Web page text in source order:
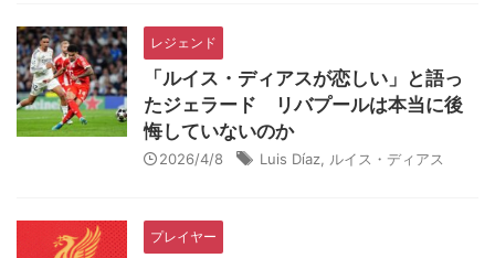
レジェンド
「ルイス・ディアスが恋しい」と語っ
たジェラード リバプールは本当に後
悔していないのか
2026/4/8 Luis Díaz ルイス・ディアス
プレイヤー